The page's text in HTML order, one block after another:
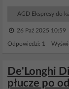
AGD Ekspresy do
26 Paź 2025 10:59
Odpowiedzi: 1
De'Longhi
płucze po